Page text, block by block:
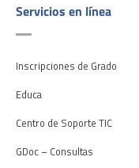
Servicios en línea
Inscripciones de Grado
Educa
Centro de Soporte TIC
GDoc – Consultas